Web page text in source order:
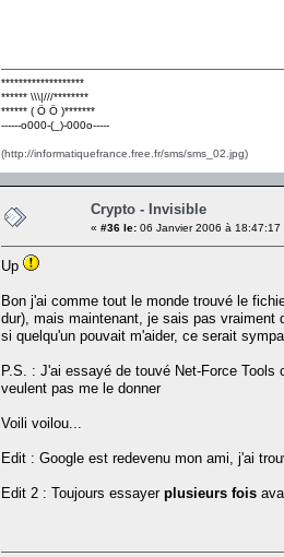
*******************
****** \\\|///********
****** ( Ö Ö )*******
------o000-(_)-000o-----
(http://informatiquefrance.free.fr/sms/sms_02.jpg)
Crypto - Invisible
« #36 le: 06 Janvier 2006 à 18:47:17
Up
Bon j'ai comme tout le monde trouvé le
dur), mais maintenant, je sais pas vraiment
si quelqu'un pouvait m'aider, ce serait sympa
P.S. : J'ai essayé de touvé Net-Force
veulent pas me le donner
Voili voilou...
Edit : Google est redevenu mon ami, j'ai
Edit 2 : Toujours essayer plusieurs fois